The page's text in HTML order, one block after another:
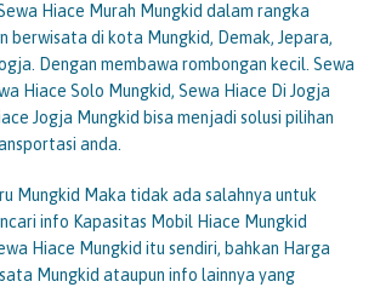
Hiace Murah Mungkid dalam rangka
berwisata di kota Mungkid, Demak, Jepara,
Dengan membawa rombongan kecil. Sewa
Hiace Solo Mungkid, Sewa Hiace Di Jogja
Jogja Mungkid bisa menjadi solusi pilihan
anda.
Mungkid Maka tidak ada salahnya untuk
info Kapasitas Mobil Hiace Mungkid
Hiace Mungkid itu sendiri, bahkan Harga
Mungkid ataupun info lainnya yang